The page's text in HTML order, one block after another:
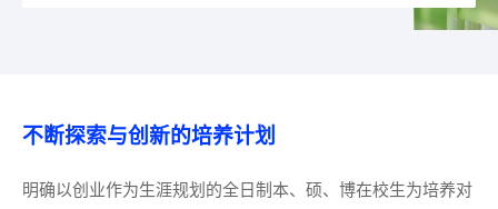
不断探索与创新的培养计划
明确以创业作为生涯规划的全日制本、硕、博在校生为培养对